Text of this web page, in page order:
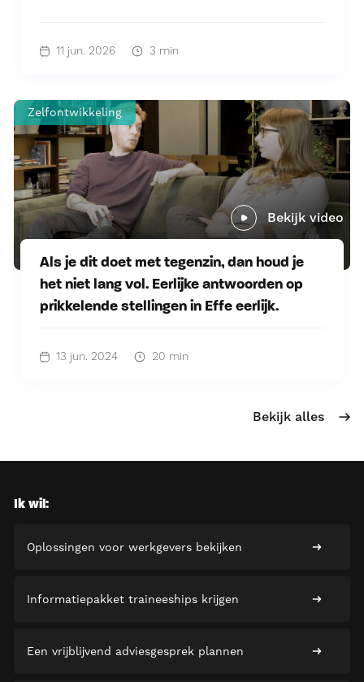
11 jun. 2026 3 min
Zelfontwikkeling
Bekijk video
Als je dit doet met tegenzin, dan houd je
het niet lang vol. Eerlijke antwoorden op
prikkelende stellingen in Effe eerlijk.
13 jun. 2024 20 min
Bekijk alles
Ik wil:
Oplossingen voor werkgevers bekijken
Informatiepakket traineeships krijgen
Een vrijblijvend adviesgesprek plannen